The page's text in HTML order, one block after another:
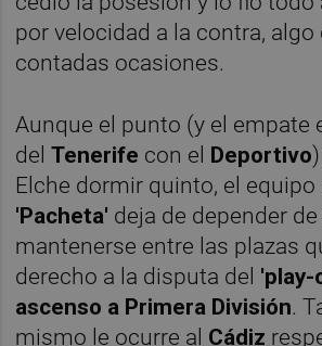
por velocidad a la contra, algo
contadas ocasiones.
Aunque el punto (y el empate
delTenerife con el Deportivo
Elche dormir quinto, el equipo
'Pacheta' deja de depender
mantenerse entre las plazas
derecho a la disputa del 'play-
ascenso a Primera División.
mismo le ocurre al Cádiz